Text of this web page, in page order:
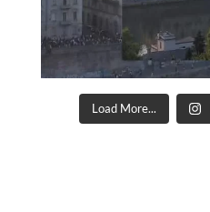
Load More...